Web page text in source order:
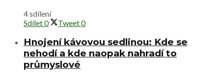
4 sdílení
Sdílet0 Tweet0
Hnojení kávovou sedlinou: Kde se
nehodí a kde naopak nahradí to
průmyslové